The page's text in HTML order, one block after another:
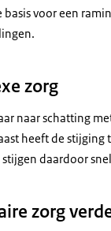
basis voor een
zorg
naar schatting
heeft de
daardoor
zorg